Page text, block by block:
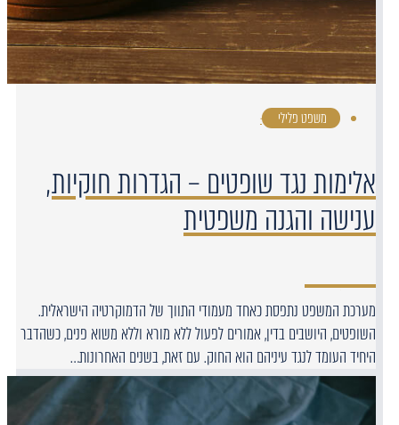
משפט פלילי ·
אלימות נגד שופטים – הגדרות חוקיות,
ענישה והגנה משפטית
מערכת המשפט נתפסת כאחד מעמודי התווך של הדמוקרטיה הישראלית.
השופטים, היושבים בדין, אמורים לפעול ללא מורא וללא משוא פנים, כשהדבר
היחיד העומד לנגד עיניהם הוא החוק. עם זאת, בשנים האחרונות…